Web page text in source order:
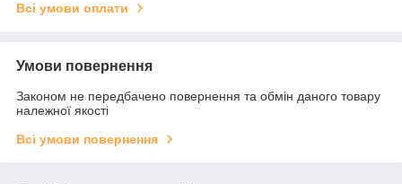
Всі умови оплати
Умови повернення
Законом не передбачено повернення та обмін даного товару
належної якості
Всі умови повернення